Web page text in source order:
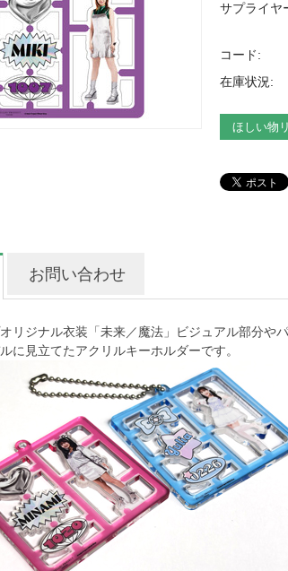
サプライヤ
コード:
在庫状況:
ほしい物
お問い合わせ
リジナル衣装「未来／魔法」ビジュアル部分や
に見立てたアクリルキーホルダーです。